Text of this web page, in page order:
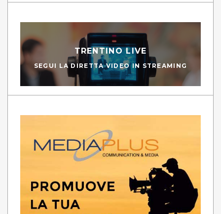
TRENTINO LIVE
SEGUI LA DIRETTA VIDEO IN STREAMING